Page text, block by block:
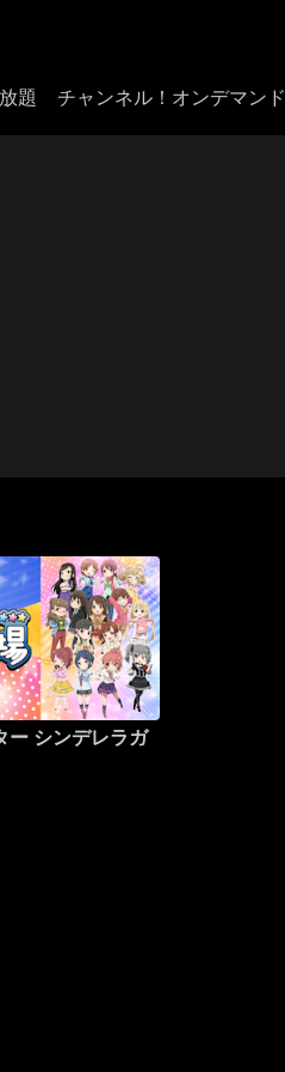
題 チャンネル！オンデマンド
ー シンデレラガ